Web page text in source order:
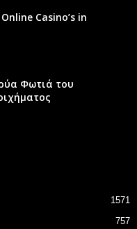
Casino’s in
Φωτιά του
1571
757